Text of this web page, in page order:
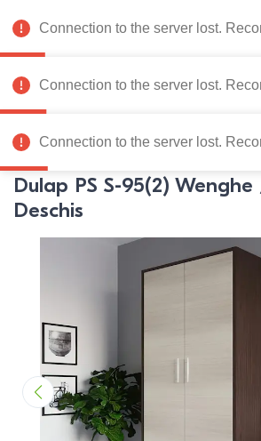
Catalog de produse
Pagina principală Mobila dormitor
Dulap PS S-95(2)
Deschis
Connection to the server lost.
Connection to the server lost.
Connection to the server lost.